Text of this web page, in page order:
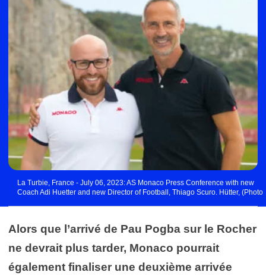
La Turbie, France - July 06, 2023: AS Monaco Press Conference with new
Coach Adi Huetter and new Director of Football, Thiago Scuro. Hütter, (Photo
Alors que l’arrivé de Pau Pogba sur le Rocher
ne devrait plus tarder, Monaco pourrait
également finaliser une deuxième arrivée